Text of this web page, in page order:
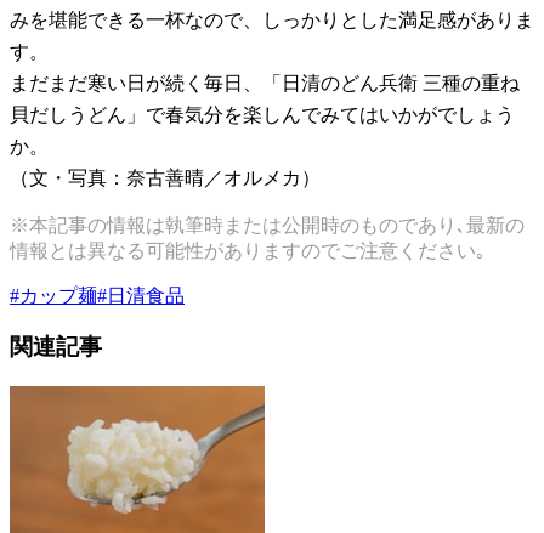
みを堪能できる一杯なので、しっかりとした満足感がありま
す。
まだまだ寒い日が続く毎日、「日清のどん兵衛 三種の重ね
貝だしうどん」で春気分を楽しんでみてはいかがでしょう
か。
（文・写真：奈古善晴／オルメカ）
※本記事の情報は執筆時または公開時のものであり､最新の
情報とは異なる可能性がありますのでご注意ください｡
#カップ麺#日清食品
関連記事